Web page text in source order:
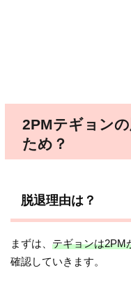
2PMテギョン
ため？
脱退理由は？
まずは、テギョンは2PM
確認していきます。